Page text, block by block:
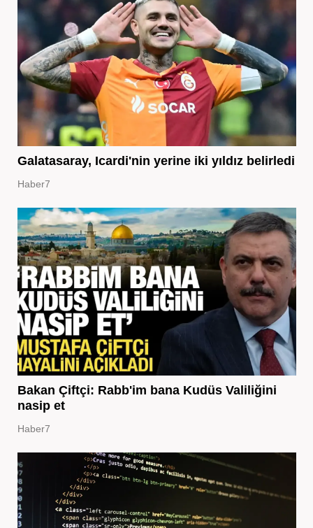
Galatasaray, Icardi'nin yerine iki yıldız belirledi
Haber7
Bakan Çiftçi: Rabb'im bana Kudüs Valiliğini
nasip et
Haber7